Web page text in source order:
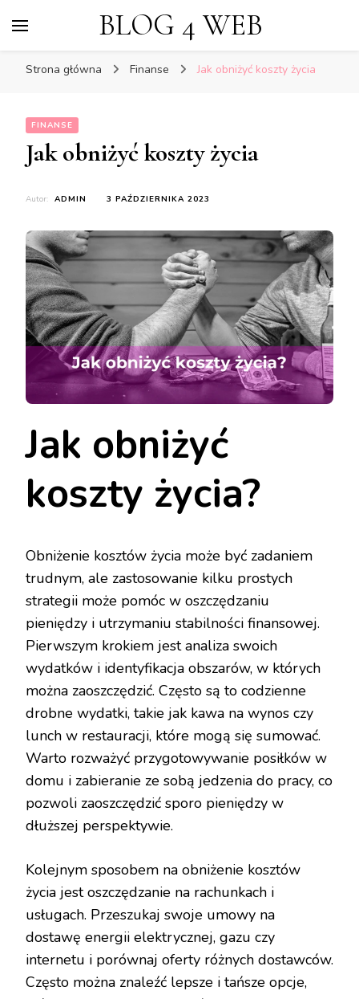
BLOG 4 WEB
Strona główna Finanse Jak obniżyć koszty życia
FINANSE
Jak obniżyć koszty życia
Autor: ADMIN 3 PAŹDZIERNIKA 2023
Jak obniżyć
koszty życia?
Obniżenie kosztów życia może być zadaniem
trudnym, ale zastosowanie kilku prostych
strategii może pomóc w oszczędzaniu
pieniędzy i utrzymaniu stabilności finansowej.
Pierwszym krokiem jest analiza swoich
wydatków i identyfikacja obszarów, w których
można zaoszczędzić. Często są to codzienne
drobne wydatki, takie jak kawa na wynos czy
lunch w restauracji, które mogą się sumować.
Warto rozważyć przygotowywanie posiłków w
domu i zabieranie ze sobą jedzenia do pracy, co
pozwoli zaoszczędzić sporo pieniędzy w
dłuższej perspektywie.
Kolejnym sposobem na obniżenie kosztów
życia jest oszczędzanie na rachunkach i
usługach. Przeszukaj swoje umowy na
dostawę energii elektrycznej, gazu czy
internetu i porównaj oferty różnych dostawców.
Często można znaleźć lepsze i tańsze opcje,